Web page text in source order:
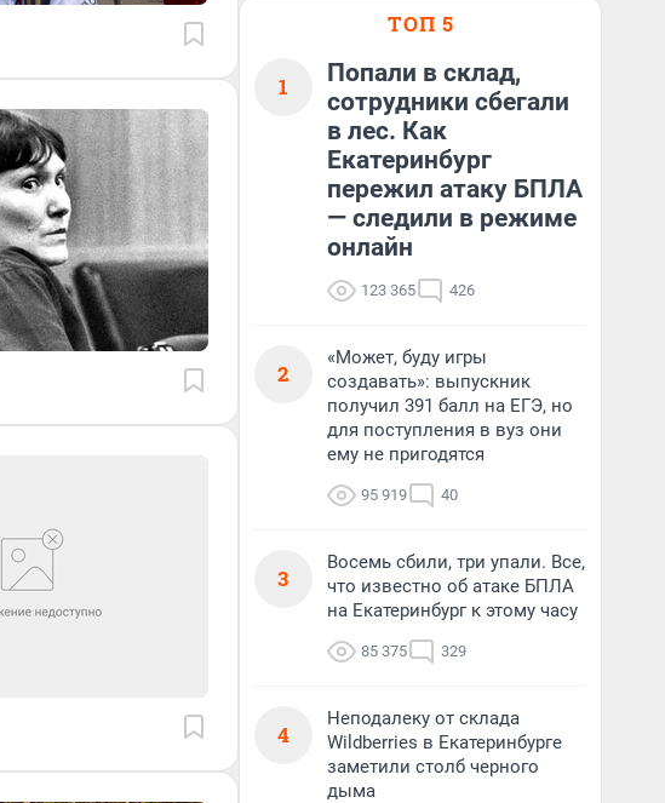
ТОП 5
1
Попали в склад,
сотрудники сбегали
в лес. Как
Екатеринбург
пережил атаку БПЛА
— следили в режиме
онлайн
123 365 426
2
«Может, буду игры
создавать»: выпускник
получил 391 балл на ЕГЭ, но
для поступления в вуз они
ему не пригодятся
95 919 40
3
Восемь сбили, три упали. Все,
что известно об атаке БПЛА
на Екатеринбург к этому часу
85 375 329
4
Неподалеку от склада
Wildberries в Екатеринбурге
заметили столб черного
дыма